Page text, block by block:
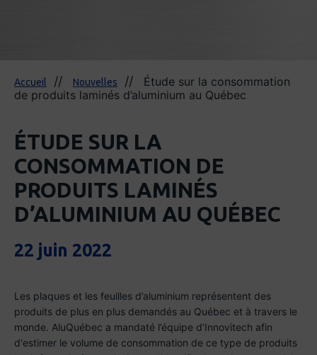
Accueil Nouvelles
Étude sur la consommation
de produits laminés d’aluminium au Québec
ÉTUDE SUR LA
CONSOMMATION DE
PRODUITS LAMINÉS
D’ALUMINIUM AU QUÉBEC
22 juin 2022
Les plaques et les feuilles d’aluminium représentent des
produits de plus en plus demandés au Québec et à travers le
monde. AluQuébec a mandaté l’équipe d’Innovitech afin
d'estimer le volume de consommation de ce type de produits